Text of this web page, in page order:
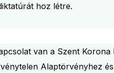
hoz létre.
van a Szent
Alaptörvényhez